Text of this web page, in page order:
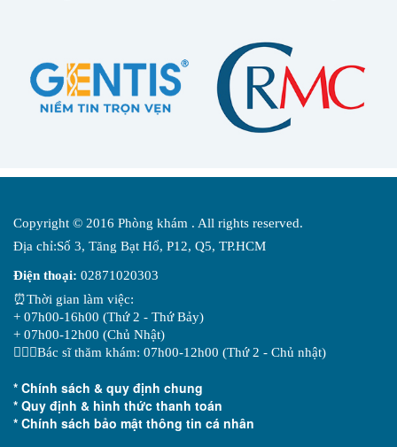
Copyright © 2016 Phòng khám . All rights reserved.
Địa chỉ:Số 3, Tăng Bạt Hổ, P12, Q5, TP.HCM
Điện thoại: 02871020303
⏰Thời gian làm việc:
+ 07h00-16h00 (Thứ 2 - Thứ Bảy)
+ 07h00-12h00 (Chủ Nhật)
👨🏻‍⚕️Bác sĩ thăm khám: 07h00-12h00 (Thứ 2 - Chủ nhật)
* Chính sách & quy định chung
* Quy định & hình thức thanh toán
* Chính sách bảo mật thông tin cá nhân